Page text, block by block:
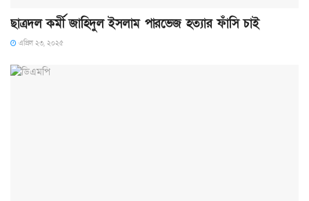
ছাত্রদল কর্মী জাহিদুল ইসলাম পারভেজ হত্যার ফাঁসি চাই
এপ্রিল ২৩, ২০২৫